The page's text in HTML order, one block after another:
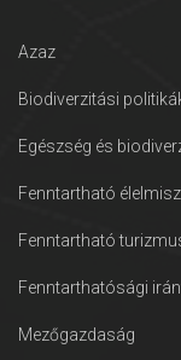
Azaz
Biodiverzitási
Egészség és
Fenntartható
Fenntartható
Fenntarthatósági
Mezőgazdaság